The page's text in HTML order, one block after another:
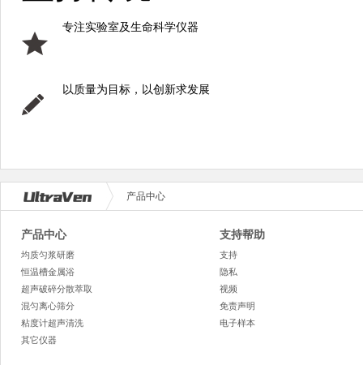
专注实验室及生命科学仪器
以质量为目标，以创新求发展
产品中心
产品中心
均质匀浆研磨
恒温槽金属浴
超声破碎分散萃取
混匀离心筛分
粘度计超声清洗
其它仪器
支持帮助
支持
隐私
视频
免责声明
电子样本